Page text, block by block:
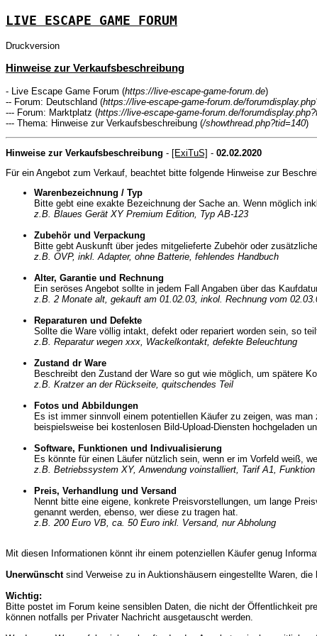
LIVE ESCAPE GAME FORUM
Druckversion
Hinweise zur Verkaufsbeschreibung
- Live Escape Game Forum (https://live-escape-game-forum.de)
-- Forum: Deutschland (https://live-escape-game-forum.de/
--- Forum: Marktplatz (https://live-escape-game-forum.de/
--- Thema: Hinweise zur Verkaufsbeschreibung (/showthread.php?tid=140)
Hinweise zur Verkaufsbeschreibung - [ExiTuS] - 02.02.2020
Für ein Angebot zum Verkauf, beachtet bitte folgende Hinweise zur
Warenbezeichnung / Typ
Bitte gebt eine exakte Bezeichnung der Sache an. Wenn möglich
z.B. Blaues Gerät XY Premium Edition, Typ AB-123
Zubehör und Verpackung
Bitte gebt Auskunft über jedes mitgelieferte Zubehör oder
z.B. OVP, inkl. Adapter, ohne Batterie, fehlendes Handbuch
Alter, Garantie und Rechnung
Ein seröses Angebot sollte in jedem Fall Angaben über das
z.B. 2 Monate alt, gekauft am 01.02.03, inkol. Rechnung vom
Reparaturen und Defekte
Sollte die Ware völlig intakt, defekt oder repariert worden sein, so
z.B. Reparatur wegen xxx, Wackelkontakt, defekte Beleuchtung
Zustand dr Ware
Beschreibt den Zustand der Ware so gut wie möglich, um spätere
z.B. Kratzer an der Rückseite, quitschendes Teil
Fotos und Abbildungen
Es ist immer sinnvoll einem potentiellen Käufer zu zeigen, was
beispielsweise bei kostenlosen Bild-Upload-Diensten hochgeladen
Software, Funktionen und Indivualisierung
Es könnte für einen Läufer nützlich sein, wenn er im Vorfeld weiß,
z.B. Betriebssystem XY, Anwendung voinstalliert, Tarif A1,
Preis, Verhandlung und Versand
Nennt bitte eine eigene, konkrete Preisvorstellungen, um lange
genannt werden, ebenso, wer diese zu tragen hat.
z.B. 200 Euro VB, ca. 50 Euro inkl. Versand, nur Abholung
Mit diesen Informationen könnt ihr einem potenziellen Käufer genug
Unerwünschtsind Verweise zu in Auktionshäusern eingestellte Waren, die
Wichtig:
Bitte postet im Forum keine sensiblen Daten, die nicht der Öffentlichkeit
können notfalls per Privater Nachricht ausgetauscht werden.